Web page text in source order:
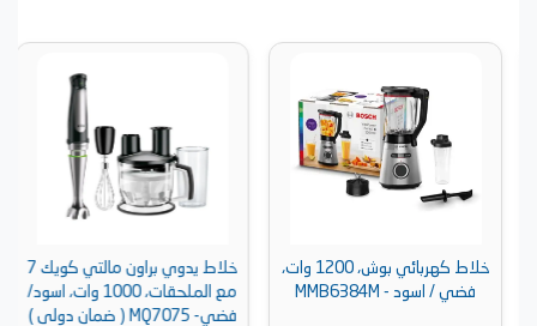
خلاط كهربائي بوش، 1200 وات،
فضي / اسود - MMB6384M
خلاط يدوي براون مالتي كويك 7
مع الملحقات، 1000 وات، اسود/
فضي- MQ7075 ( ضمان دولى )